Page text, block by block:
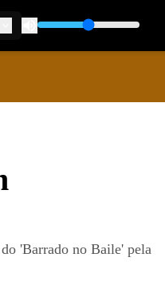
'Barrado no Baile' pela